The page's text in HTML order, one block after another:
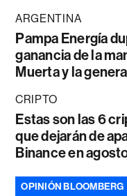
ARGENTINA
Pampa Energía
ganancia de la
Muerta y la
CRIPTO
Estas son las 6
que dejarán de
Binance en
OPINIÓN BLOOMBERG